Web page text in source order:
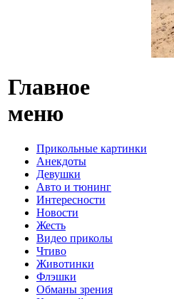
Главное
меню
Прикольные картинки
Анекдоты
Девушки
Авто и тюнинг
Интересности
Новости
Жесть
Видео приколы
Чтиво
Животинки
Флэшки
Обманы зрения